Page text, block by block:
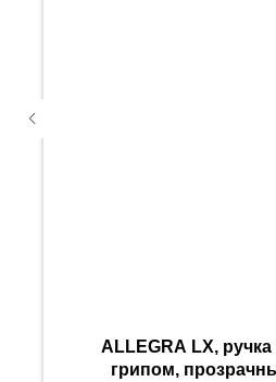
ALLEGRA LX,
грипом,